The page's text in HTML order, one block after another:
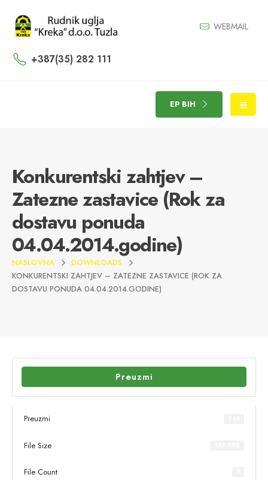
WEBMAIL
+387(35) 282 111
EP BIH
Konkurentski zahtjev –
Zatezne zastavice (Rok za
dostavu ponuda
04.04.2014.godine)
NASLOVNA
DOWNLOADS
KONKURENTSKI ZAHTJEV – ZATEZNE ZASTAVICE (ROK ZA
DOSTAVU PONUDA 04.04.2014.GODINE)
Preuzmi
Preuzmi
File Size
File Count